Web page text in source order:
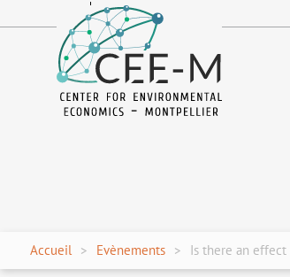
en
Accueil Evènements Is there an